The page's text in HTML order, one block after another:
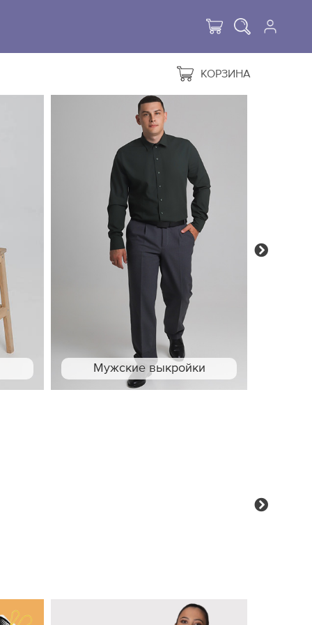
КОРЗИНА
Мужские выкройки